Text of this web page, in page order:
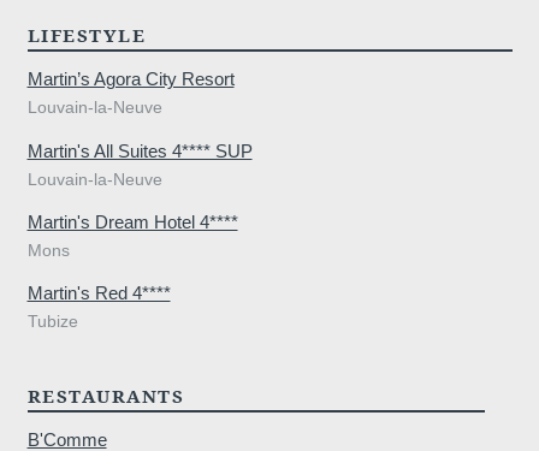
LIFESTYLE
Martin’s Agora City Resort
Louvain-la-Neuve
Martin's All Suites 4**** SUP
Louvain-la-Neuve
Martin's Dream Hotel 4****
Mons
Martin's Red 4****
Tubize
RESTAURANTS
B'Comme
5,